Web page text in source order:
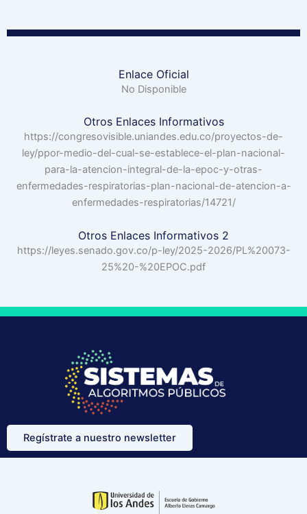
Enlace Oficial
No Disponible
Otros Enlaces Informativos
https://congresovisible.uniandes.edu.co/proyectos-de-
ley/ppor-medio-del-cual-se-establece-el-plan-nacional-
para-la-atencion-integral-de-la-epoc-y-otras-
enfermedades-respiratorias-plan-nacional-de-atencion-a-
enfermedades-respiratorias/14721/
Otros Enlaces Informativos 2
https://leyes.senado.gov.co/p-ley/2025-2026/PL%20073-
25%20-%20EPOC.pdf
Regístrate a nuestro newsletter